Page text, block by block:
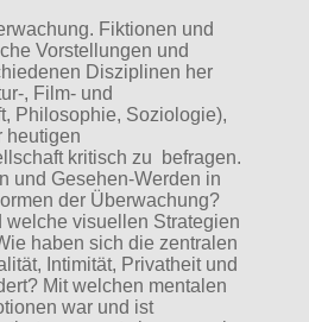
Fiktionen und
Vorstellungen und
Disziplinen her
, Film- und
Philosophie, Soziologie),
heutigen
kritisch zu befragen.
und Gesehen-Werden in
der Überwachung?
welche visuellen Strategien
haben sich die zentralen
Intimität, Privatheit und
Mit welchen mentalen
war und ist